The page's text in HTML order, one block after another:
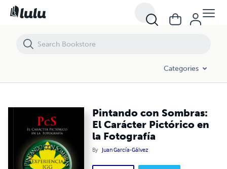
Categories
Pintando con Sombras:
El Carácter Pictórico en
la Fotografía
By Juan García-Gálvez
Pintando con Sombras: El Carácter Pictórico en la Fotografía